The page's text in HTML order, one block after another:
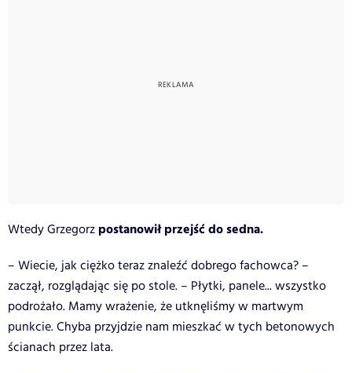
Wtedy Grzegorz postanowił przejść do sedna.
– Wiecie, jak ciężko teraz znaleźć dobrego fachowca? –
zaczął, rozglądając się po stole. – Płytki, panele... wszystko
podrożało. Mamy wrażenie, że utknęliśmy w martwym
punkcie. Chyba przyjdzie nam mieszkać w tych betonowych
ścianach przez lata.